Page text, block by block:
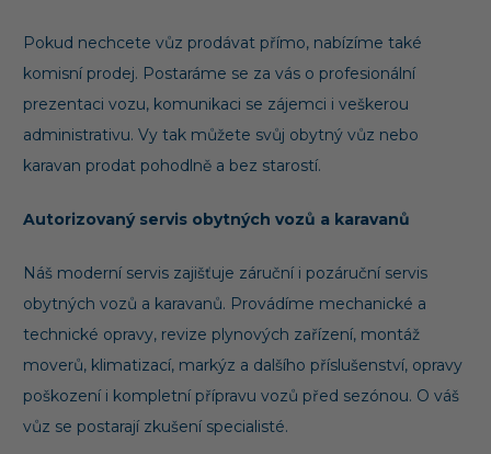
Pokud nechcete vůz prodávat přímo, nabízíme také
komisní prodej. Postaráme se za vás o profesionální
prezentaci vozu, komunikaci se zájemci i veškerou
administrativu. Vy tak můžete svůj obytný vůz nebo
karavan prodat pohodlně a bez starostí.
Autorizovaný servis obytných vozů a karavanů
Náš moderní servis zajišťuje záruční i pozáruční servis
obytných vozů a karavanů. Provádíme mechanické a
technické opravy, revize plynových zařízení, montáž
moverů, klimatizací, markýz a dalšího příslušenství, opravy
poškození i kompletní přípravu vozů před sezónou. O váš
vůz se postarají zkušení specialisté.